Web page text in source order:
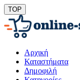
TOP
Αρχική
Καταστήματα
Δημοφιλή